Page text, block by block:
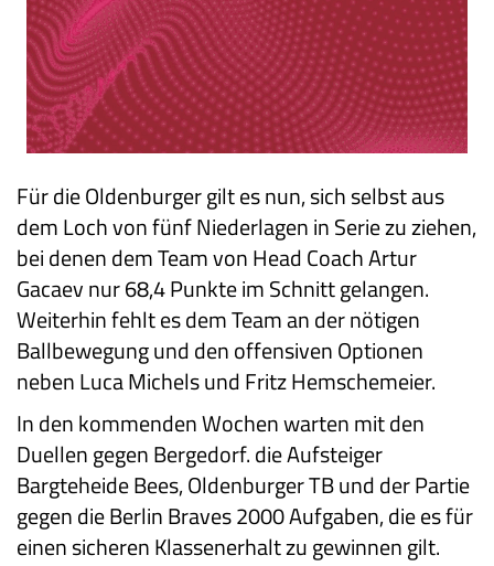
Für die Oldenburger gilt es nun, sich selbst aus
dem Loch von fünf Niederlagen in Serie zu ziehen,
bei denen dem Team von Head Coach Artur
Gacaev nur 68,4 Punkte im Schnitt gelangen.
Weiterhin fehlt es dem Team an der nötigen
Ballbewegung und den offensiven Optionen
neben Luca Michels und Fritz Hemschemeier.
In den kommenden Wochen warten mit den
Duellen gegen Bergedorf. die Aufsteiger
Bargteheide Bees, Oldenburger TB und der Partie
gegen die Berlin Braves 2000 Aufgaben, die es für
einen sicheren Klassenerhalt zu gewinnen gilt.